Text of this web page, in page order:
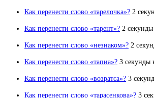
Как перенести слово «тарелочка»? 2
Как перенести слово «тарент»? 2 секунды
Как перенести слово «незнаком»? 2
Как перенести слово «тапиа»? 3 секунды
Как перенести слово «возратса»? 3
Как перенести слово «тарасенкова»? 3